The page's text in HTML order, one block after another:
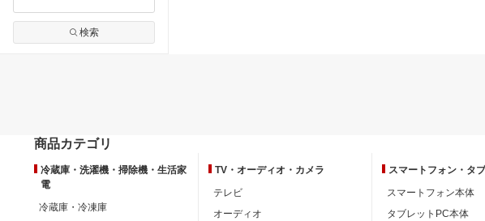
検索
商品カテゴリ
冷蔵庫・洗濯機・掃除機・生活家
電
冷蔵庫・冷凍庫
TV・オーディオ・カメラ
テレビ
オーディオ
スマートフォン・ タ
スマートフォン本体
タブレットPC本体